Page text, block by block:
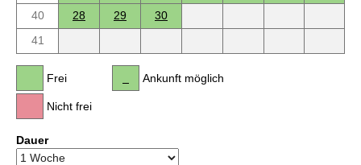
40
28 29
30
41
Frei
Nicht frei
Ankunft möglich
Dauer